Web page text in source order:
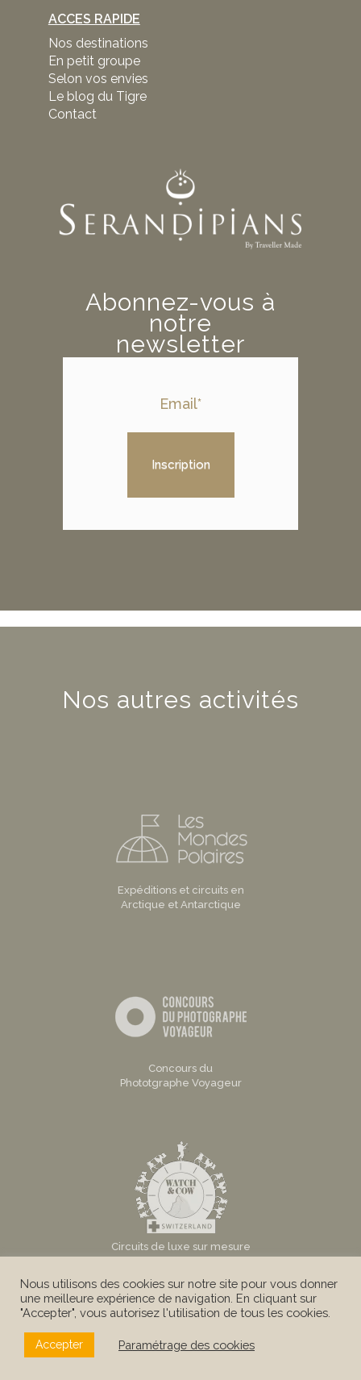
ACCES RAPIDE
Nos destinations
En petit groupe
Selon vos envies
Le blog du Tigre
Contact
Abonnez-vous à
notre
newsletter
Inscription
Nos autres activités
Expéditions et circuits en
Arctique et Antarctique
Concours du
Phototgraphe Voyageur
Circuits de luxe sur mesure
© Au Tigre Vanillé Sàrl -Mentions légales|Conditions Générales
Nous utilisons des cookies sur notre site pour vous donner
une meilleure expérience de navigation. En cliquant sur
"Accepter", vous autorisez l'utilisation de tous les cookies.
Accepter Paramétrage des cookies